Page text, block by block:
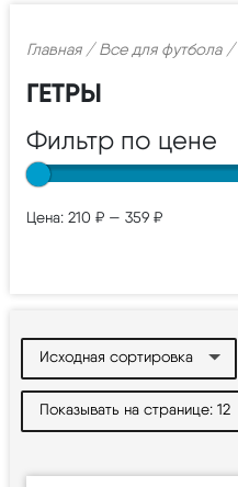
Главная/Все для футбола/
ГЕТРЫ
Фильтр по цене
Цена: 210 ₽ — 359 ₽